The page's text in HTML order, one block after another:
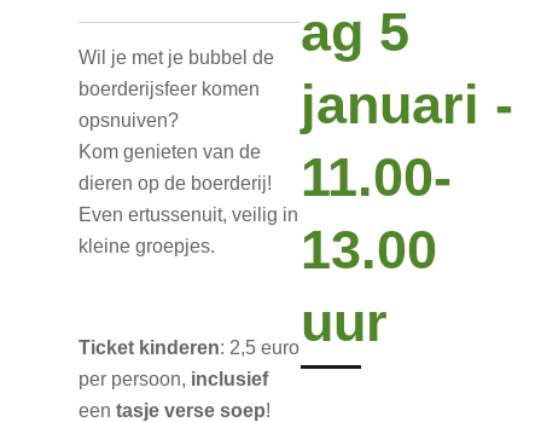
ag 5
januari -
11.00-
13.00
uur
Wil je met je bubbel de
boerderijsfeer komen
opsnuiven?
Kom genieten van de
dieren op de boerderij!
Even ertussenuit, veilig in
kleine groepjes.
Ticket kinderen: 2,5 euro
per persoon, inclusief
een tasje verse soep!